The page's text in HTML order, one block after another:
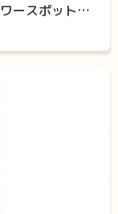
【パワスポ５選】奄美のすごすぎるパワースポット厳選５